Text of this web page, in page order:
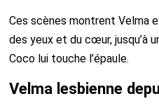
Ces scènes montrent Velma
des yeux et du cœur, jusqu’à
Coco lui touche l’épaule.
Velma lesbienne